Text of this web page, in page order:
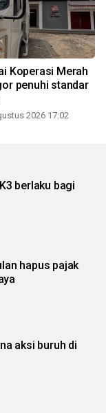
Koperasi Merah
penuhi standar
2026 17:02
berlaku bagi
hapus pajak
aksi buruh di